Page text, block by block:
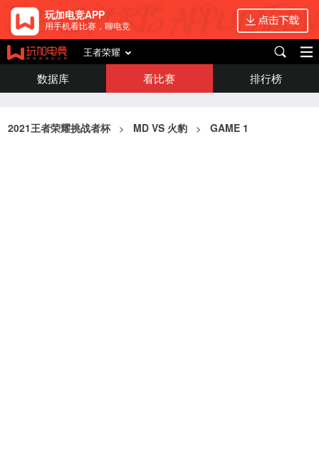
玩加电竞APP
用手机看比赛，聊电竞
王者荣耀
数据库 看比赛 排行榜
2021王者荣耀挑战者杯 > MD VS 火豹 > GAME 1